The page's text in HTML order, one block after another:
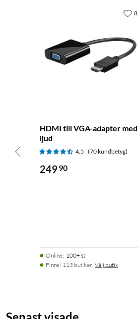
HDMI till VGA-adapter med
ljud
4.5 (70 kundbetyg)
249 90
Online: 100+ st
Finns i 113 butiker. Välj butik
8